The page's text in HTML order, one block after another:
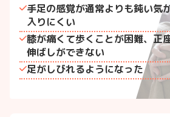
手足の感覚が通常よりも鈍い気
入りにくい
膝が痛くて歩くことが困難、正
伸ばしができない
足がしびれるようになった